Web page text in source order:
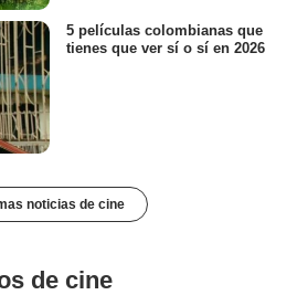
5 películas colombianas que
tienes que ver sí o sí en 2026
noticias de cine
de cine